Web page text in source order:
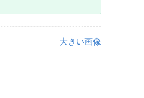
大きい画像